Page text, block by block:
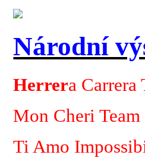
Národní
Herrera
Mon Cheri
Ti Amo